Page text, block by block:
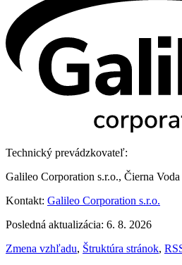
Technický prevádzkovateľ:
Galileo Corporation s.r.o., Čierna
Kontakt: Galileo Corporation s.r.o.
Posledná aktualizácia: 6. 8. 2026
Zmena vzhľadu, Štruktúra stránok,